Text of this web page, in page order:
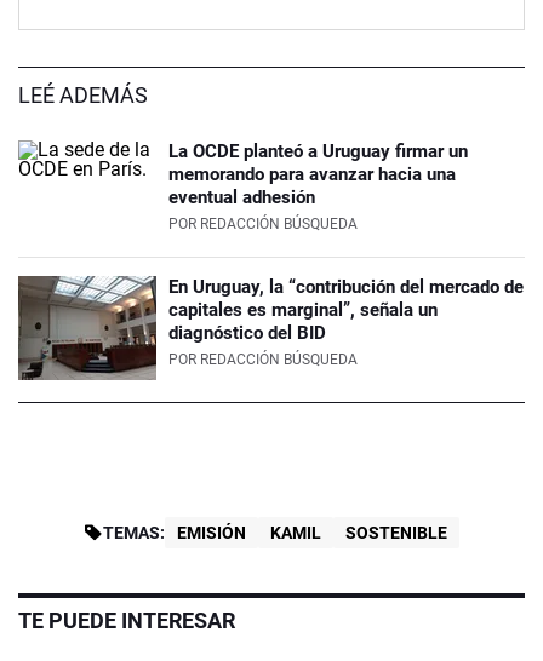
LEÉ ADEMÁS
La OCDE planteó a Uruguay firmar un
memorando para avanzar hacia una
eventual adhesión
POR REDACCIÓN BÚSQUEDA
En Uruguay, la “contribución del mercado de
capitales es marginal”, señala un
diagnóstico del BID
POR REDACCIÓN BÚSQUEDA
TEMAS: EMISIÓN KAMIL SOSTENIBLE
TE PUEDE INTERESAR